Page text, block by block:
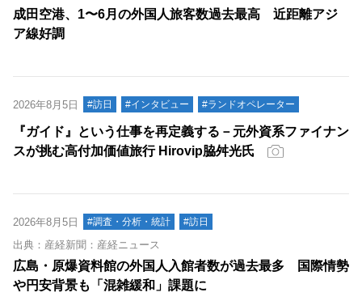
成田空港、1〜6月の外国人旅客数過去最高 近距離アジ
ア線好調
2026年8月5日 #訪日 #インタビュー #ランドオペレーター
『ガイド』という仕事を再定義する－元外資系ファイナン
スが挑む高付加価値旅行 Hirovip脇舛光氏
2026年8月5日 #調査・分析・統計 #訪日
出典：産経新聞：産経ニュース
広島・原爆資料館の外国人入館者数が過去最多 国際情勢
や円安背景も「混雑緩和」課題に